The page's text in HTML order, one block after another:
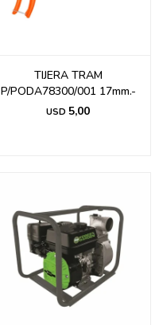
TIJERA TRAM
P/PODA78300/001 17mm.-
USD 5,00